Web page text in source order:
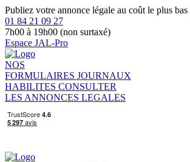
Publiez votre annonce légale au coût le plus bas
01 84 21 09 27
7h00 à 19h00 (non surtaxé)
Espace JAL-Pro
NOS
FORMULAIRES JOURNAUX
HABILITES CONSULTER
LES ANNONCES LEGALES